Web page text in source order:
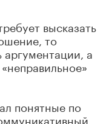
высказать
то
аргументации, а
понятные по